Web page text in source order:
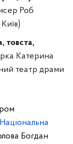
Роб
товста,
Катерина
театр драми
Національна
Богдан